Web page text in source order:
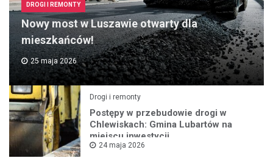
DROGI I REMONTY
Nowy most w Luszawie otwarty dla
mieszkańców!
25 maja 2026
Drogi i remonty
Postępy w przebudowie drogi w
Chlewiskach: Gmina Lubartów na
miejscu inwestycji
24 maja 2026